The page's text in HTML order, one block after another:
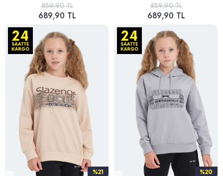
859,90 TL
689,90 TL
859,90 TL
689,90 TL
%21 %20